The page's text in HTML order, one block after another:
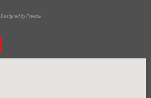
Designed by Freepik